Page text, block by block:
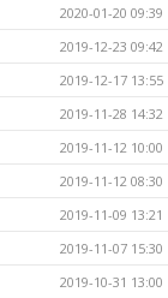
2020-01-20 09:39
2019-12-23 09:42
2019-12-17 13:55
2019-11-28 14:32
2019-11-12 10:00
2019-11-12 08:30
2019-11-09 13:21
2019-11-07 15:30
2019-10-31 13:00